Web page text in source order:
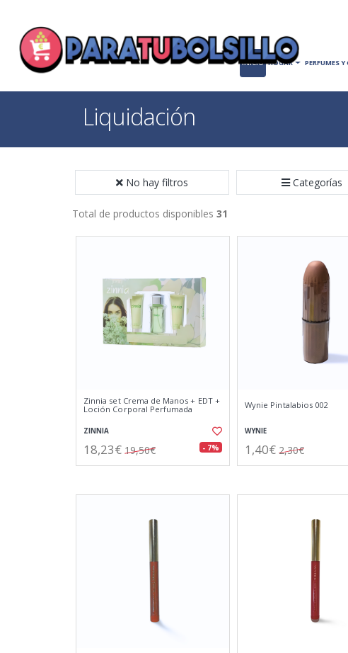
INICIO HOGAR PERFUMES
Liquidación
No hay filtros Categorías
Total de productos disponibles 31
Zinnia set Crema de Manos + EDT +
Loción Corporal Perfumada
ZINNIA
18,23€ 19,50€ - 7%
Wynie Pintalabios 002
WYNIE
1,40€ 2,30€